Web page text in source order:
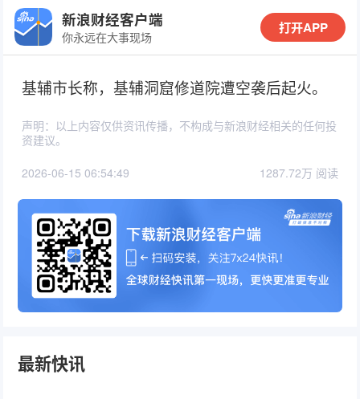
新浪财经客户端
你永远在大事现场
打开APP
基辅市长称，基辅洞窟修道院遭空袭后起火。
声明：以上内容仅供资讯传播，不构成与新浪财经相关的任何投
资建议。
2026-06-15 06:54:49 1287.72万 阅读
最新快讯